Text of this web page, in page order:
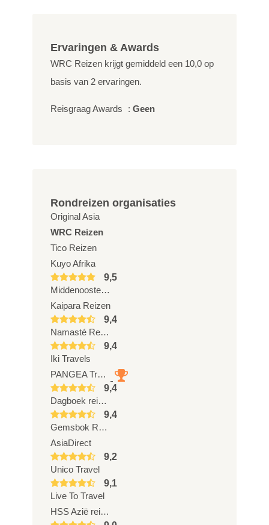
Ervaringen & Awards
WRC Reizen krijgt gemiddeld een 10,0 op
basis van 2 ervaringen.
Reisgraag Awards : Geen
Rondreizen organisaties
Original Asia
WRC Reizen
Tico Reizen
Kuyo Afrika
9,5
Middenoostenreizen.com
Kaipara Reizen
9,4
Namasté Reizen
9,4
Iki Travels
PANGEA Travel
9,4
Dagboek reizen
9,4
Gemsbok Reizen
AsiaDirect
9,2
Unico Travel
9,1
Live To Travel
HSS Azië reizen